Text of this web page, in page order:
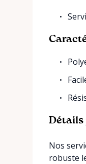
Détails
Nos
robuste